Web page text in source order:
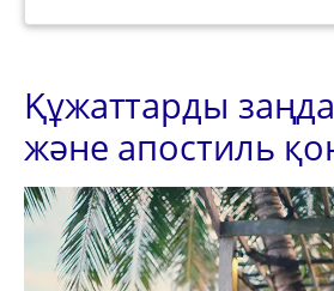
Құжаттарды
және апостиль